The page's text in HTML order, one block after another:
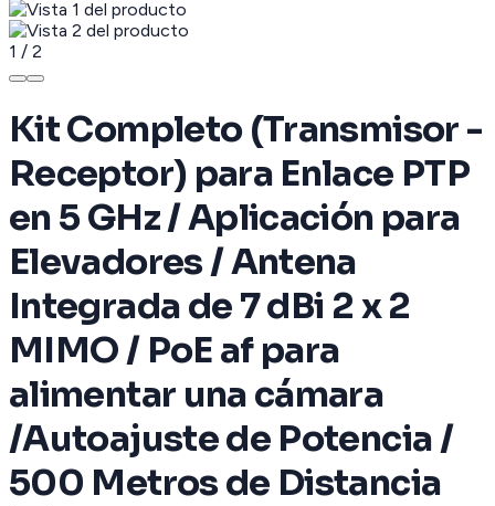
1 / 2
Kit Completo (Transmisor -
Receptor) para Enlace PTP
en 5 GHz / Aplicación para
Elevadores / Antena
Integrada de 7 dBi 2 x 2
MIMO / PoE af para
alimentar una cámara
/Autoajuste de Potencia /
500 Metros de Distancia